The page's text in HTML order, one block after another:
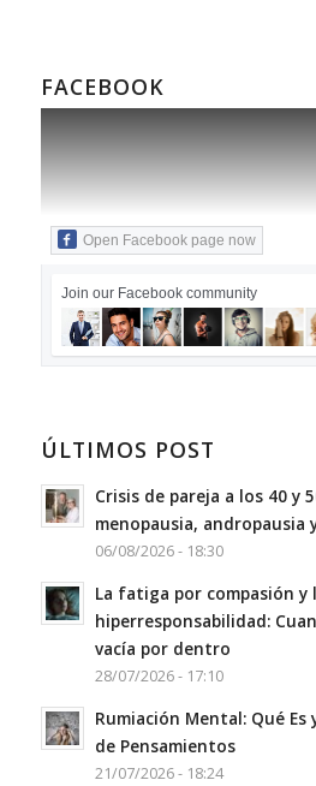
FACEBOOK
Open Facebook page now
Join our Facebook community
ÚLTIMOS POST
Crisis de pareja a los 40 y
menopausia, andropausia
06/08/2026 - 18:30
La fatiga por compasión y
hiperresponsabilidad:
vacía por dentro
28/07/2026 - 17:10
Rumiación Mental: Qué Es
de Pensamientos
21/07/2026 - 18:24